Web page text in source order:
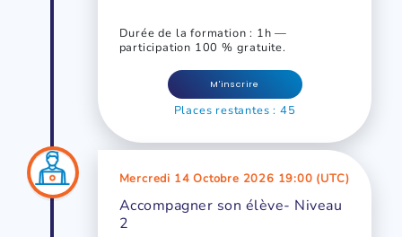
Durée de la formation : 1h —
participation 100 % gratuite.
M'inscrire
Places restantes : 45
Mercredi 14 Octobre 2026 19:00 (UTC)
Accompagner son élève- Niveau
2